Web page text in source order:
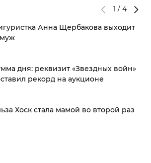
1 / 4
Анна Щербакова выходит
дня: реквизит «Звездных войн»
рекорд на аукционе
Хоск стала мамой во второй раз